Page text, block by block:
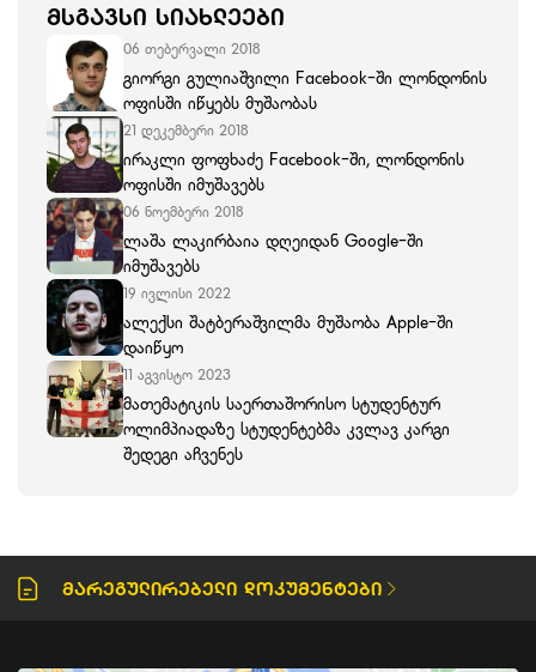
ᲛᲡᲒᲐᲕᲡᲘ ᲡᲘᲐᲮᲚᲔᲔᲑᲘ
06 თებერვალი 2018
გიორგი გულიაშვილი Facebook-ში ლონდონის
ოფისში იწყებს მუშაობას
21 დეკემბერი 2018
ირაკლი ფოფხაძე Facebook-ში, ლონდონის
ოფისში იმუშავებს
06 ნოემბერი 2018
ლაშა ლაკირბაია დღეიდან Google-ში
იმუშავებს
19 ივლისი 2022
ალექსი შატბერაშვილმა მუშაობა Apple-ში
დაიწყო
11 აგვისტო 2023
მათემატიკის საერთაშორისო სტუდენტურ
ოლიმპიადაზე სტუდენტებმა კვლავ კარგი
შედეგი აჩვენეს
Მარეგულირებელი Დოკუმენტები